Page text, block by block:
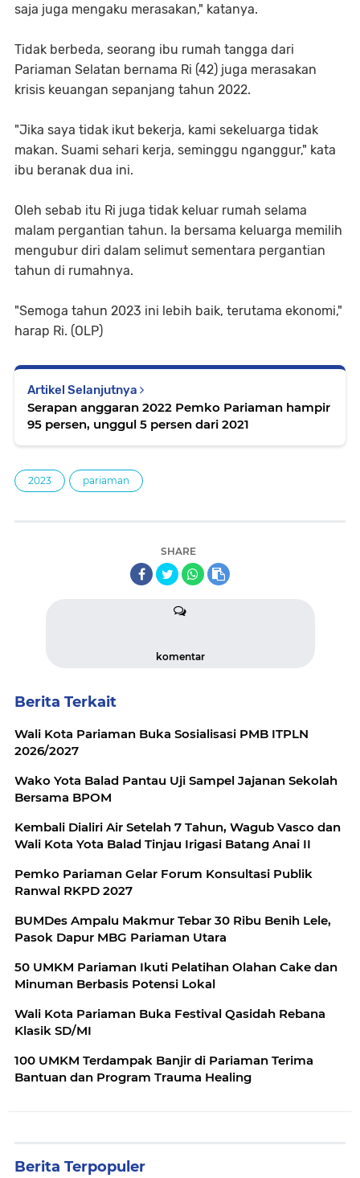
saja juga mengaku merasakan," katanya.
Tidak berbeda, seorang ibu rumah tangga dari
Pariaman Selatan bernama Ri (42) juga merasakan
krisis keuangan sepanjang tahun 2022.
"Jika saya tidak ikut bekerja, kami sekeluarga tidak
makan. Suami sehari kerja, seminggu nganggur," kata
ibu beranak dua ini.
Oleh sebab itu Ri juga tidak keluar rumah selama
malam pergantian tahun. Ia bersama keluarga memilih
mengubur diri dalam selimut sementara pergantian
tahun di rumahnya.
"Semoga tahun 2023 ini lebih baik, terutama ekonomi,"
harap Ri. (OLP)
Artikel Selanjutnya
Serapan anggaran 2022 Pemko Pariaman hampir
95 persen, unggul 5 persen dari 2021
2023 pariaman
SHARE
komentar
Berita Terkait
Wali Kota Pariaman Buka Sosialisasi PMB ITPLN
2026/2027
Wako Yota Balad Pantau Uji Sampel Jajanan Sekolah
Bersama BPOM
Kembali Dialiri Air Setelah 7 Tahun, Wagub Vasco dan
Wali Kota Yota Balad Tinjau Irigasi Batang Anai II
Pemko Pariaman Gelar Forum Konsultasi Publik
Ranwal RKPD 2027
BUMDes Ampalu Makmur Tebar 30 Ribu Benih Lele,
Pasok Dapur MBG Pariaman Utara
50 UMKM Pariaman Ikuti Pelatihan Olahan Cake dan
Minuman Berbasis Potensi Lokal
Wali Kota Pariaman Buka Festival Qasidah Rebana
Klasik SD/MI
100 UMKM Terdampak Banjir di Pariaman Terima
Bantuan dan Program Trauma Healing
Berita Terpopuler